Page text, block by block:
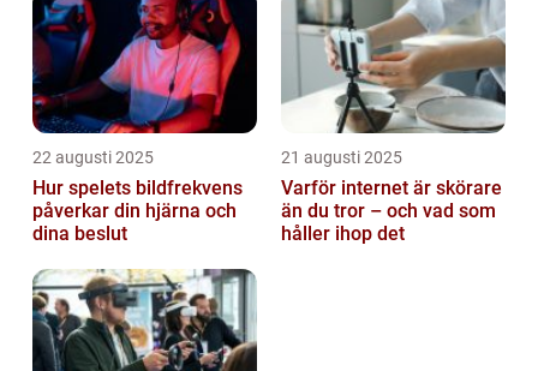
22 augusti 2025
Hur spelets bildfrekvens
påverkar din hjärna och
dina beslut
21 augusti 2025
Varför internet är skörare
än du tror – och vad som
håller ihop det